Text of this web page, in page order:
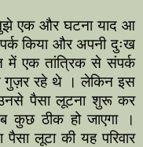
एक और घटना याद आ
किया और अपनी दुःख
में एक तांत्रिक से संपर्क
गुज़र रहे थे । लेकिन इस
पैसा लूटना शुरू कर
कुछ ठीक हो जाएगा ।
लूटा की यह परिवार